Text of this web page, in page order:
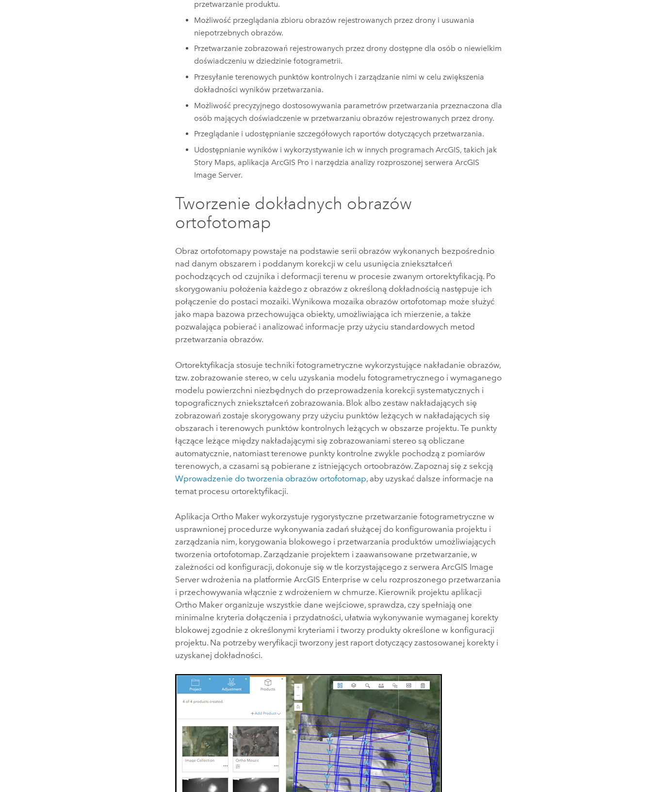
przetwarzanie produktu.
Możliwość przeglądania zbioru obrazów rejestrowanych przez drony i usuwania
niepotrzebnych obrazów.
Przetwarzanie zobrazowań rejestrowanych przez drony dostępne dla osób o niewielkim
doświadczeniu w dziedzinie fotogrametrii.
Przesyłanie terenowych punktów kontrolnych i zarządzanie nimi w celu zwiększenia
dokładności wyników przetwarzania.
Możliwość precyzyjnego dostosowywania parametrów przetwarzania przeznaczona dla
osób mających doświadczenie w przetwarzaniu obrazów rejestrowanych przez drony.
Przeglądanie i udostępnianie szczegółowych raportów dotyczących przetwarzania.
Udostępnianie wyników i wykorzystywanie ich w innych programach ArcGIS, takich jak
Story Maps, aplikacja ArcGIS Pro i narzędzia analizy rozproszonej serwera ArcGIS
Image Server.
Tworzenie dokładnych obrazów
ortofotomap
Obraz ortofotomapy powstaje na podstawie serii obrazów wykonanych bezpośrednio
nad danym obszarem i poddanym korekcji w celu usunięcia zniekształceń
pochodzących od czujnika i deformacji terenu w procesie zwanym ortorektyfikacją. Po
skorygowaniu położenia każdego z obrazów z określoną dokładnością następuje ich
połączenie do postaci mozaiki. Wynikowa mozaika obrazów ortofotomap może służyć
jako mapa bazowa przechowująca obiekty, umożliwiająca ich mierzenie, a także
pozwalająca pobierać i analizować informacje przy użyciu standardowych metod
przetwarzania obrazów.
Ortorektyfikacja stosuje techniki fotogrametryczne wykorzystujące nakładanie obrazów,
tzw. zobrazowanie stereo, w celu uzyskania modelu fotogrametrycznego i wymaganego
modelu powierzchni niezbędnych do przeprowadzenia korekcji systematycznych i
topograficznych zniekształceń zobrazowania. Blok albo zestaw nakładających się
zobrazowań zostaje skorygowany przy użyciu punktów leżących w nakładających się
obszarach i terenowych punktów kontrolnych leżących w obszarze projektu. Te punkty
łączące leżące między nakładającymi się zobrazowaniami stereo są obliczane
automatycznie, natomiast terenowe punkty kontrolne zwykle pochodzą z pomiarów
terenowych, a czasami są pobierane z istniejących ortoobrazów. Zapoznaj się z sekcją
Wprowadzenie do tworzenia obrazów ortofotomap, aby uzyskać dalsze informacje na
temat procesu ortorektyfikacji.
Aplikacja Ortho Maker wykorzystuje rygorystyczne przetwarzanie fotogrametryczne w
usprawnionej procedurze wykonywania zadań służącej do konfigurowania projektu i
zarządzania nim, korygowania blokowego i przetwarzania produktów umożliwiających
tworzenia ortofotomap. Zarządzanie projektem i zaawansowane przetwarzanie, w
zależności od konfiguracji, dokonuje się w tle korzystającego z serweraArcGIS Image
Server wdrożenia na platformieArcGIS Enterprise w celu rozproszonego przetwarzania
i przechowywania włącznie z wdrożeniem w chmurze. Kierownik projektu aplikacji
Ortho Maker organizuje wszystkie dane wejściowe, sprawdza, czy spełniają one
minimalne kryteria dołączenia i przydatności, ułatwia wykonywanie wymaganej korekty
blokowej zgodnie z określonymi kryteriami i tworzy produkty określone w konfiguracji
projektu. Na potrzeby weryfikacji tworzony jest raport dotyczący zastosowanej korekty i
uzyskanej dokładności.